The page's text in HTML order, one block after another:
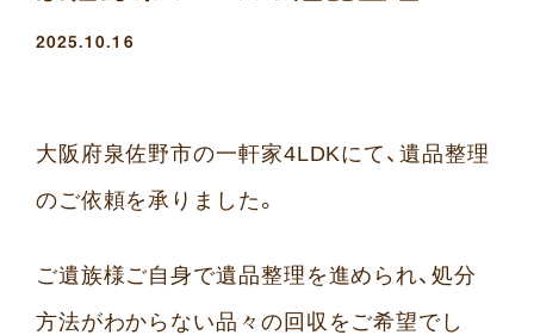
2025.10.16
大阪府泉佐野市の一軒家4LDKにて、遺品整理
のご依頼を承りました。
ご遺族様ご自身で遺品整理を進められ、処分
方法がわからない品々の回収をご希望でし